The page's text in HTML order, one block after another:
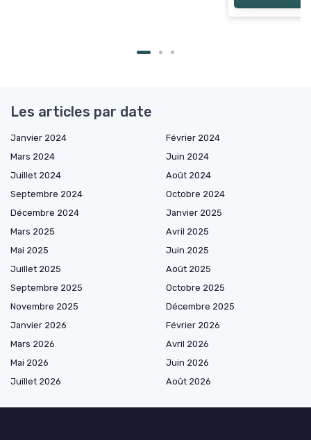
Les articles par date
Janvier 2024
Février 2024
Mars 2024
Juin 2024
Juillet 2024
Août 2024
Septembre 2024
Octobre 2024
Décembre 2024
Janvier 2025
Mars 2025
Avril 2025
Mai 2025
Juin 2025
Juillet 2025
Août 2025
Septembre 2025
Octobre 2025
Novembre 2025
Décembre 2025
Janvier 2026
Février 2026
Mars 2026
Avril 2026
Mai 2026
Juin 2026
Juillet 2026
Août 2026